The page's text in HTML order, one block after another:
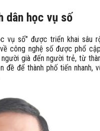
dân học vụ số
vụ số" được triển khai sâu
công nghệ số được phổ
già đến người trẻ, từ
đề để thành phố tiến nhanh,